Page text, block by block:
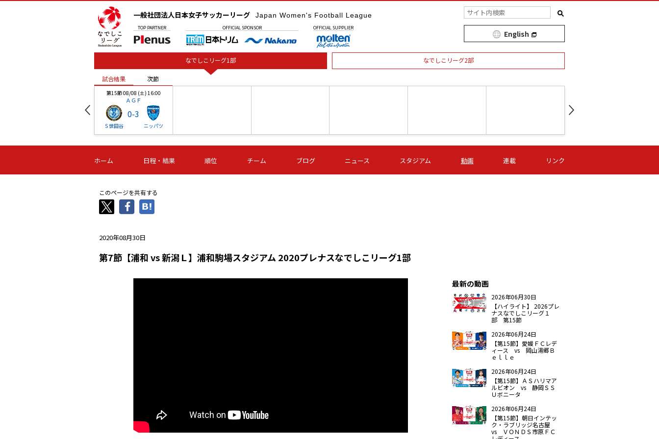
一般社団法人日本女子サッカーリーグ Japan Women's Football League
TOP PARTNER OFFICIAL SPONSOR OFFICIAL SUPPLIER
English
なでしこリーグ1部 なでしこリーグ2部
試合結果 次節
第15節 08/08 (土) 16:00
ＡＧＦ
Ｓ世田谷
0-3
ニッパツ
-
第16節 09/05 (土) 15:00
ニッパツ
ニッパツ
-
名古屋
第16節 09/05 (土) 15:00
石人の星
-
第16節 09/05 (土) 16:00
ＡＧＦ
-
いちご
-
第16節 09/06 (日) 15:00
-
第16節 09/06 (日) 15:00
- -
試合結果 次節
ホーム 日程・結果 順位 チーム ブログ ニュース スタジアム 動画 連載 リンク
このページを共有する
2020年08月30日
第7節【浦和 vs 新潟Ｌ】浦和駒場スタジアム 2020プレナスなでしこリーグ1部
最新の動画
2026年06月30日
【ハイライト】 2026プレ
ナスなでしこリーグ１
部 第15節
2026年06月24日
【第15節】愛媛ＦＣレデ
ィース vs 岡山湯郷Ｂ
ｅｌｌｅ
2026年06月24日
【第15節】ＡＳハリマア
ルビオン vs 静岡ＳＳ
Ｕボニータ
2026年06月24日
【第15節】朝日インテッ
ク・ラブリッジ名古屋
vs ＶＯＮＤＳ市原ＦＣ